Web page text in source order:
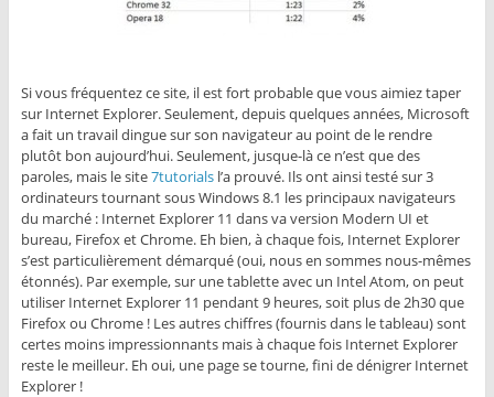
Si vous fréquentez ce site, il est fort probable que vous aimiez taper
sur Internet Explorer. Seulement, depuis quelques années, Microsoft
a fait un travail dingue sur son navigateur au point de le rendre
plutôt bon aujourd’hui. Seulement, jusque-là ce n’est que des
paroles, mais le site7tutorialsl’a prouvé. Ils ont ainsi testé sur 3
ordinateurs tournant sous Windows 8.1 les principaux navigateurs
du marché : Internet Explorer 11 dans va version Modern UI et
bureau, Firefox et Chrome. Eh bien, à chaque fois, Internet Explorer
s’est particulièrement démarqué (oui, nous en sommes nous-mêmes
étonnés). Par exemple, sur une tablette avec un Intel Atom, on peut
utiliser Internet Explorer 11 pendant 9 heures, soit plus de 2h30 que
Firefox ou Chrome ! Les autres chiffres (fournis dans le tableau) sont
certes moins impressionnants mais à chaque fois Internet Explorer
reste le meilleur. Eh oui, une page se tourne, fini de dénigrer Internet
Explorer !